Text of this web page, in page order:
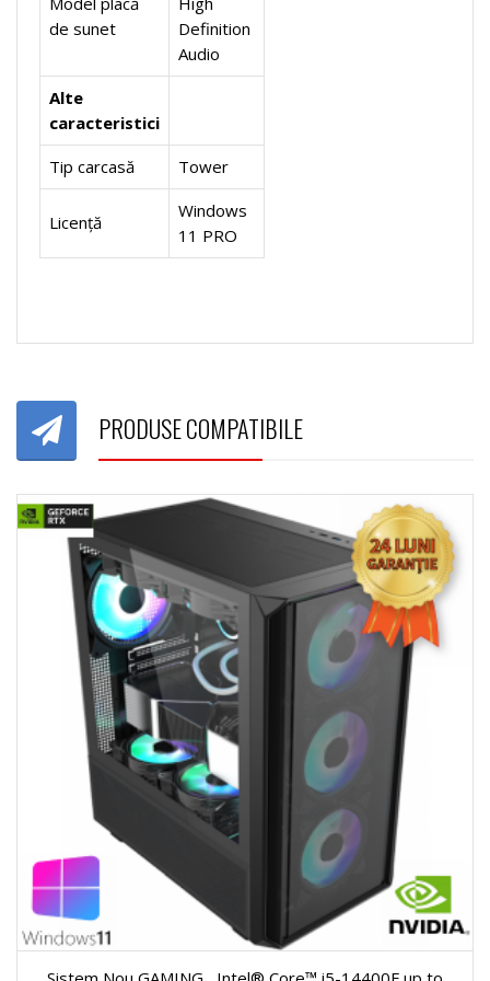
de sunet
Definition
Audio
Alte
caracteristici
Tip carcasă
Tower
Licență
Windows
11 PRO
PRODUSE COMPATIBILE